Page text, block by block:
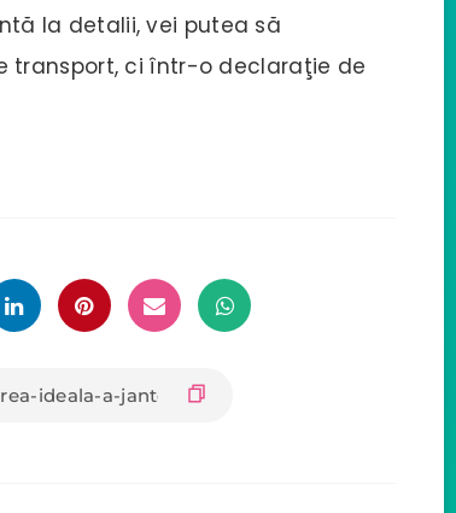
la detalii, vei putea să
transport, ci într-o declaraţie de